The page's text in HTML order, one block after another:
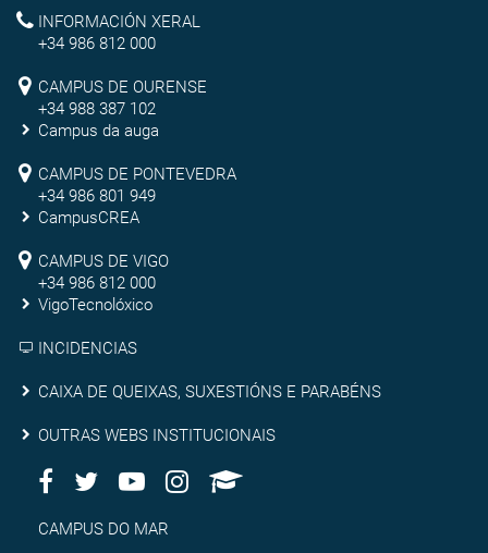
Vigo
Reitoría
INFORMACIÓN XERAL
+34 986 812 000
Campus
de
Ourense
CAMPUS DE OURENSE
+34 988 387 102
Campus da auga
Campus
de
Pontevedra
CAMPUS DE PONTEVEDRA
+34 986 801 949
CampusCREA
Campus
de
Vigo
CAMPUS DE VIGO
+34 986 812 000
VigoTecnolóxico
INCIDENCIAS
Caixa
de
queixas,
suxestións
CAIXA DE QUEIXAS, SUXESTIÓNS E PARABÉNS
Outras
webs
institucionais
OUTRAS WEBS INSTITUCIONAIS
Redes
Sociais
Facebook
TwitterYoutubeInstagram
AppleU
Campus
CAMPUS DO MAR